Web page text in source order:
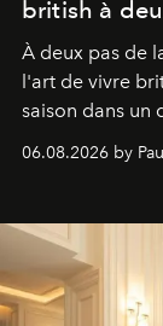
british à
À deux pas de
l'art de vivre
saison dans un
06.08.2026 by